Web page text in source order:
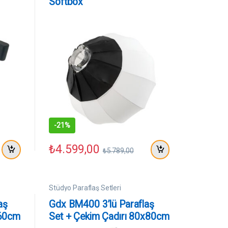
-21%
₺4.599,00 ₺5.789,00
Stüdyo Paraflaş Setleri
Gdx BM400 3’lü Paraflaş
Set + Çekim Çadırı 80x80cm